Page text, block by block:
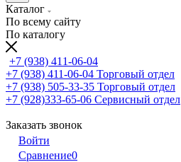
Каталог
По всему сайту
По каталогу
+7 (938) 411-06-04
+7 (938) 411-06-04 Торговый отдел
+7 (938) 505-33-35 Торговый отдел
+7 (928)333-65-06 Сервисный отдел
Заказать звонок
Войти
Сравнение0